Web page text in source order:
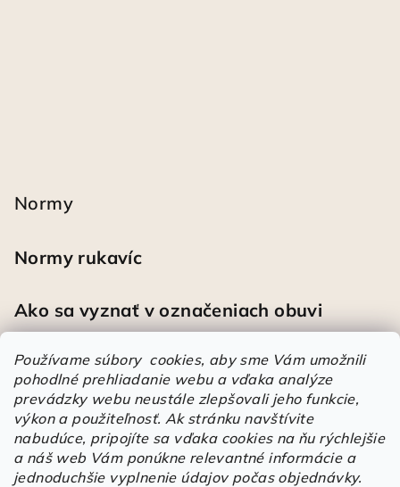
Používame súbory cookies, aby sme Vám umožnili
pohodlné prehliadanie webu a vďaka analýze
prevádzky webu neustále zlepšovali jeho funkcie,
výkon a použiteľnosť. Ak stránku navštívite
nabudúce, pripojíte sa vďaka cookies na ňu rýchlejšie
a náš web Vám ponúkne relevantné informácie a
jednoduchšie vyplnenie údajov počas objednávky.
Normy
Normy rukavíc
Ako sa vyznať v označeniach obuvi
Heureka
Športové pracovné poltopánky PRESTIGE CLASSIC biele
Hodnotenie produktu je 5 z 5 hviezdičiek.
| Mária